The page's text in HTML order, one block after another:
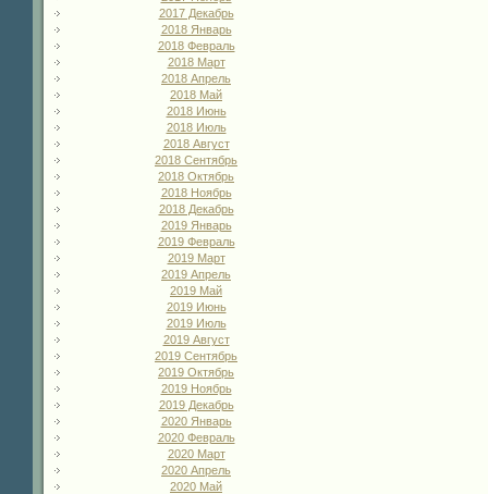
2017 Декабрь
2018 Январь
2018 Февраль
2018 Март
2018 Апрель
2018 Май
2018 Июнь
2018 Июль
2018 Август
2018 Сентябрь
2018 Октябрь
2018 Ноябрь
2018 Декабрь
2019 Январь
2019 Февраль
2019 Март
2019 Апрель
2019 Май
2019 Июнь
2019 Июль
2019 Август
2019 Сентябрь
2019 Октябрь
2019 Ноябрь
2019 Декабрь
2020 Январь
2020 Февраль
2020 Март
2020 Апрель
2020 Май